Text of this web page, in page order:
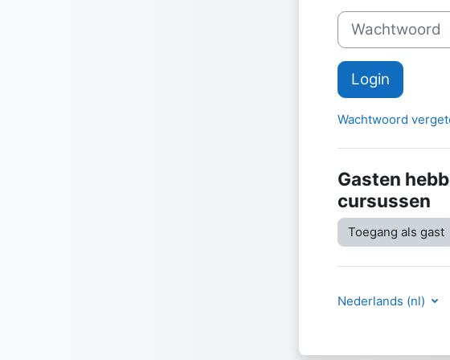
Wachtwoord
Login
Wachtwoord
Gasten
cursussen
Toegang als gast
Nederlands ‎(nl)‎